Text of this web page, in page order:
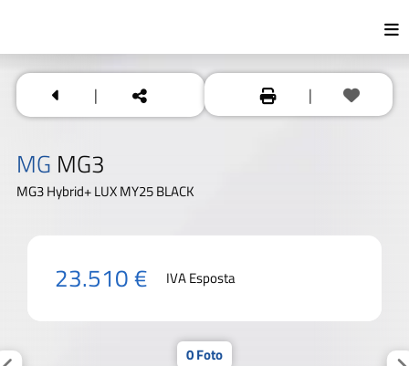
| |
MG MG3
MG3 Hybrid+ LUX MY25 BLACK
23.510 € IVA Esposta
0 Foto